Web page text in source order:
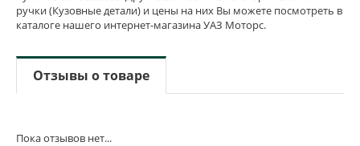
ручки (Кузовные детали) и цены на них Вы можете посмотреть в
каталоге нашего интернет-магазина УАЗ Моторс.
Отзывы о товаре
Пока отзывов нет...